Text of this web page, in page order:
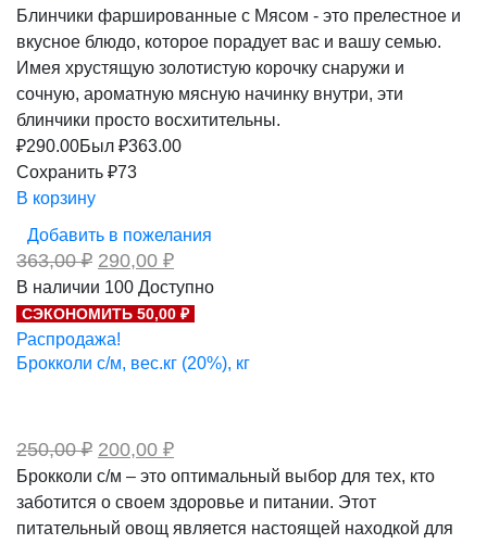
Блинчики фаршированные с Мясом - это прелестное и
вкусное блюдо, которое порадует вас и вашу семью.
Имея хрустящую золотистую корочку снаружи и
сочную, ароматную мясную начинку внутри, эти
блинчики просто восхитительны.
₽290.00Был ₽363.00
Сохранить ₽73
В корзину
Добавить в пожелания
363,00₽ Первоначальная
цена
составляла
363,00 ₽.
290,00 ₽Текущая
290,00 ₽.
В наличии 100 Доступно
СЭКОНОМИТЬ 50,00 ₽
Распродажа!
Брокколи с/м, вес.кг (20%), кг
250,00₽ Первоначальная
цена
составляла
250,00 ₽.
200,00 ₽Текущая
200,00 ₽.
Брокколи с/м – это оптимальный выбор для тех, кто
заботится о своем здоровье и питании. Этот
питательный овощ является настоящей находкой для